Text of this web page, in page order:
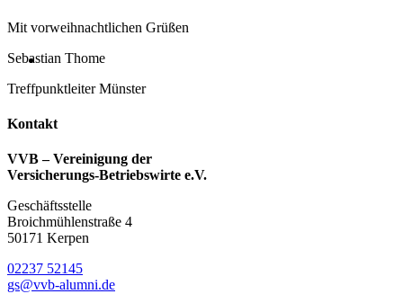
Mit vorweihnachtlichen Grüßen
Sebastian Thome
Treffpunktleiter Münster
Kontakt
VVB – Vereinigung der
Versicherungs-Betriebswirte e.V.
Geschäftsstelle
Broichmühlenstraße 4
50171 Kerpen
02237 52145
gs@vvb-alumni.de